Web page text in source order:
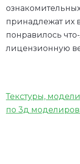
принадлежат их
понравилось
лицензионную
Текстуры,
по 3д